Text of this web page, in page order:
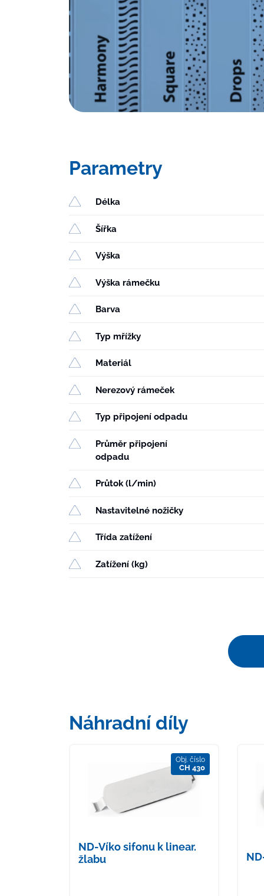
Parametry
Délka
Šířka
Výška
Výška rámečku
Barva
Typ mřížky
Materiál
Nerezový rámeček
Typ připojení odpadu
Průměr připojení
odpadu
Průtok (l/min)
Nastavitelné nožičky
Třída zatížení
Zatížení (kg)
Náhradní díly
Obj. číslo
CH 430
ND-Víko sifonu k linear.
žlabu